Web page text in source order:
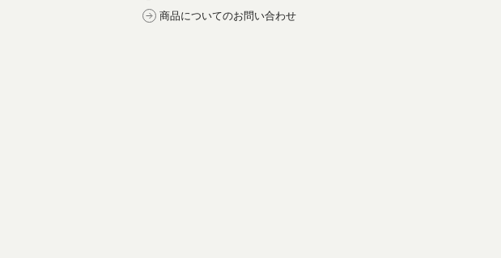
商品についてのお問い合わせ